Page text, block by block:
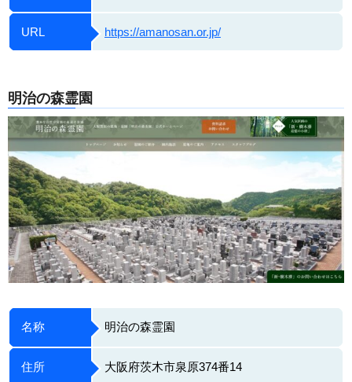
URL https://amanosan.or.jp/
明治の森霊園
名称 明治の森霊園
住所 大阪府茨木市泉原374番14